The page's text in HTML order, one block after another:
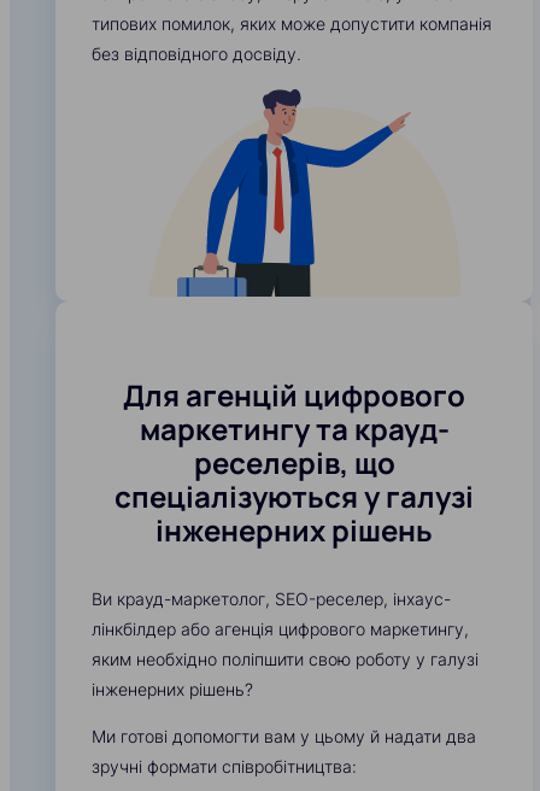
типових помилок, яких може допустити компанія
без відповідного досвіду.
Для агенцій цифрового
маркетингу та крауд-
реселерів, що
спеціалізуються у галузі
інженерних рішень
Ви крауд-маркетолог, SEO-реселер, інхаус-
лінкбілдер або агенція цифрового маркетингу,
яким необхідно поліпшити свою роботу у галузі
інженерних рішень?
Ми готові допомогти вам у цьому й надати два
зручні формати співробітництва: